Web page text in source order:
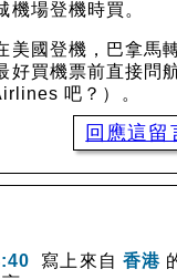
機場登機時買。
美國登機，巴拿馬
好買機票前直接問
吧？）。
回應這留
寫上來自 香港